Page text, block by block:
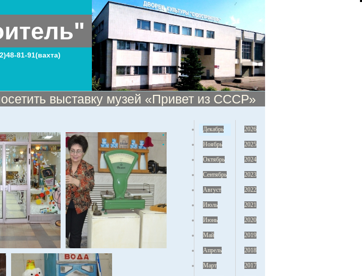
81-91(вахта)
выставку музей «Привет из СССР»
2026
2025
2024
2023
2022
2021
2020
2019
2018
2017
Декабрь
Ноябрь
Октябрь
Сентябрь
Август
Июль
Июнь
Май
Апрель
Март